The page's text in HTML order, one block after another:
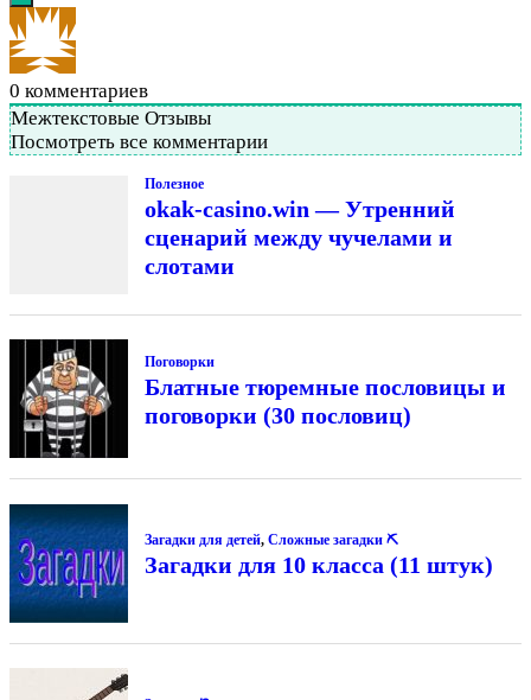
0 комментариев
Межтекстовые Отзывы
Посмотреть все комментарии
Полезное
okak-casino.win — Утренний
сценарий между чучелами и
слотами
Поговорки
Блатные тюремные пословицы и
поговорки (30 пословиц)
Загадки для детей, Сложные загадки ⛏
Загадки для 10 класса (11 штук)